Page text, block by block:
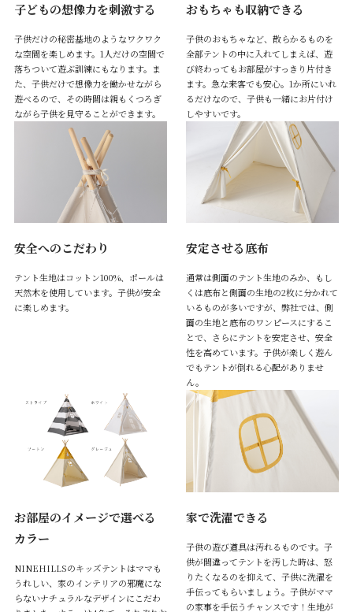
子どもの想像力を刺激する
子供だけの秘密基地のようなワクワク
な空間を楽しめます。1人だけの空間で
落ちついて遊ぶ訓練にもなります。ま
た、子供だけで想像力を働かせながら
遊べるので、その時間は親もくつろぎ
ながら子供を見守ることができます。
おもちゃも収納できる
子供のおもちゃなど、散らかるものを
全部テントの中に入れてしまえば、遊
び終わってもお部屋がすっきり片付き
ます。急な来客でも安心。1か所にいれ
るだけなので、子供も一緒にお片付け
しやすいです。
安全へのこだわり
テント生地はコットン100%、ポールは
天然木を使用しています。子供が安全
に楽しめます。
安定させる底布
通常は側面のテント生地のみか、もし
くは底布と側面の生地の2枚に分かれて
いるものが多いですが、弊社では、側
面の生地と底布のワンピースにするこ
とで、さらにテントを安定させ、安全
性を高めています。子供が楽しく遊ん
でもテントが倒れる心配がありませ
ん。
お部屋のイメージで選べる
カラー
NINEHILLSのキッズテントはママも
うれしい、家のインテリアの邪魔にな
らないナチュラルなデザインにこだわ
家で洗濯できる
子供の遊び道具は汚れるものです。子
供が間違ってテントを汚した時は、怒
りたくなるのを抑えて、子供に洗濯を
手伝ってもらいましょう。子供がママ
の家事を手伝うチャンスです！生地が